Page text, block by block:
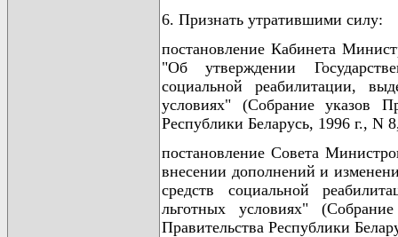
6. Признать утратившими силу:
постановление Кабинета
"Об утверждении
социальной реабилитации,
условиях" (Собрание указов
Республики Беларусь, 1996 г., N
постановление Совета
внесении дополнений и
средств социальной
льготных условиях"
Правительства Республики